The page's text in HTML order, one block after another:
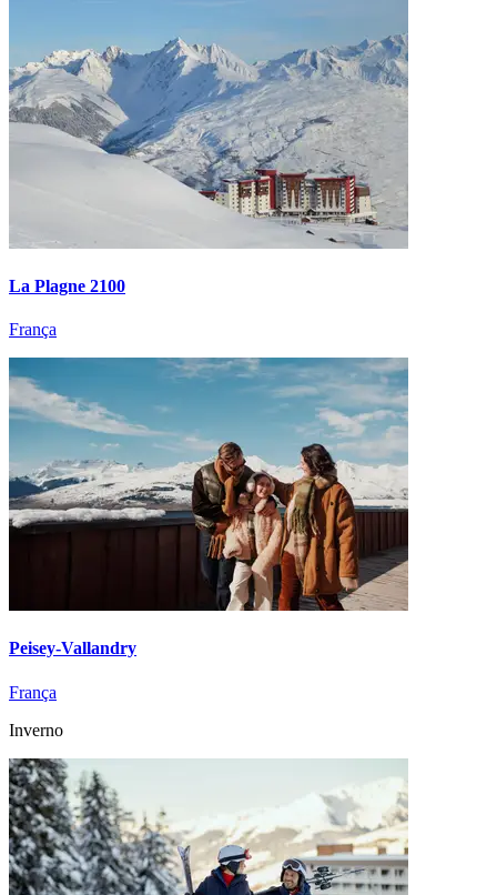
La Plagne 2100
França
Peisey-Vallandry
França
Inverno